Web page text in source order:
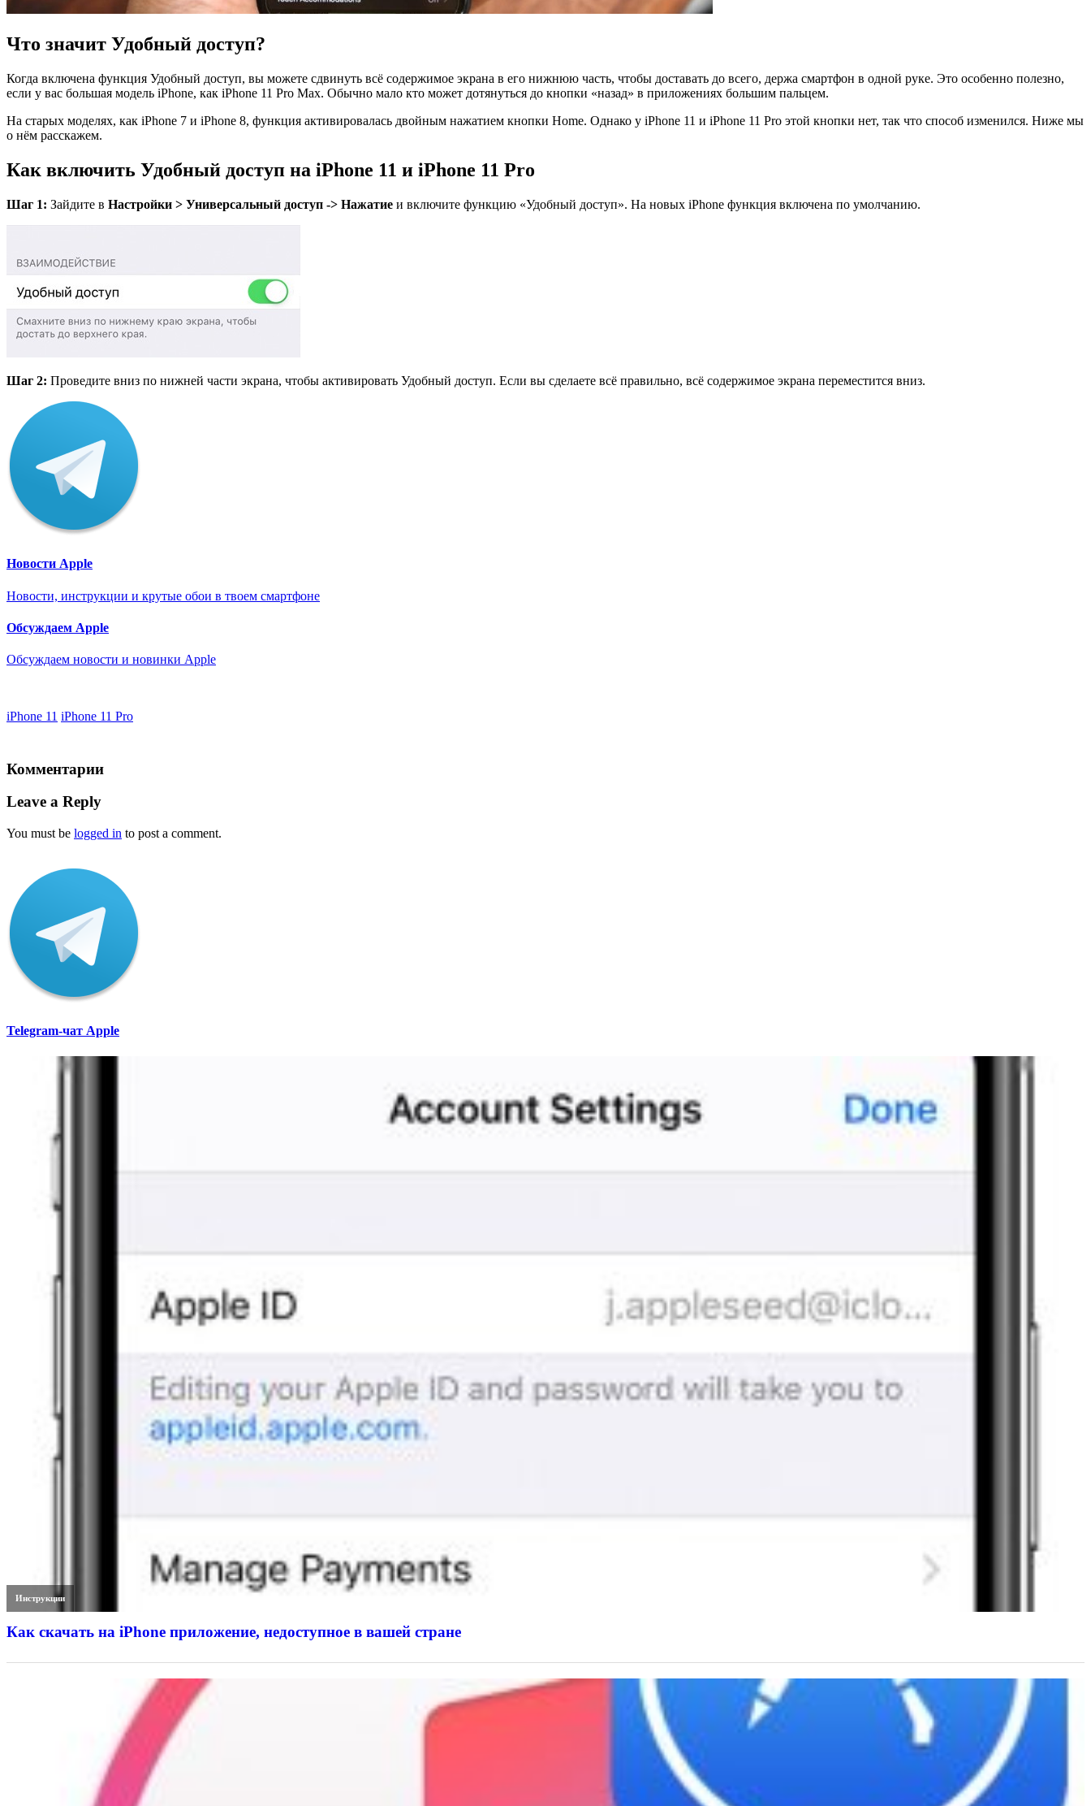
Что значит Удобный доступ?
Когда включена функция Удобный доступ, вы можете сдвинуть всё содержимое экрана в его нижнюю часть, чтобы доставать до всего, держа смартфон в одной руке. Это особенно полезно,
если у вас большая модель iPhone, как iPhone 11 Pro Max. Обычно мало кто может дотянуться до кнопки «назад» в приложениях большим пальцем.
На старых моделях, как iPhone 7 и iPhone 8, функция активировалась двойным нажатием кнопки Home. Однако у iPhone 11 и iPhone 11 Pro этой кнопки нет, так что способ изменился. Ниже мы
о нём расскажем.
Как включить Удобный доступ на iPhone 11 и iPhone 11 Pro
Шаг 1: Зайдите в Настройки > Универсальный доступ -> Нажатие и включите функцию «Удобный доступ». На новых iPhone функция включена по умолчанию.
Шаг 2: Проведите вниз по нижней части экрана, чтобы активировать Удобный доступ. Если вы сделаете всё правильно, всё содержимое экрана переместится вниз.
Новости Apple
Новости, инструкции и крутые обои в твоем смартфоне
Обсуждаем Apple
Обсуждаем новости и новинки Apple
iPhone 11 iPhone 11 Pro
Комментарии
Leave a Reply
You must be logged in to post a comment.
Telegram-чат Apple
Инструкции
Как скачать на iPhone приложение, недоступное в вашей стране